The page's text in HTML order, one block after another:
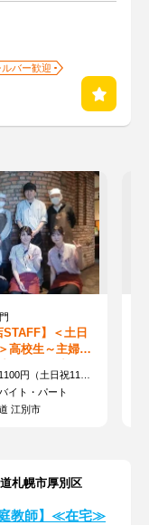
ルバー歓迎
STAFF】＜土日
高校生～主婦
☆ランチ出れる
面接率100％
円（土日祝1150円）＋交通費
イト・パート
江別市
札幌市厚別区
庭教師】≪在宅≫